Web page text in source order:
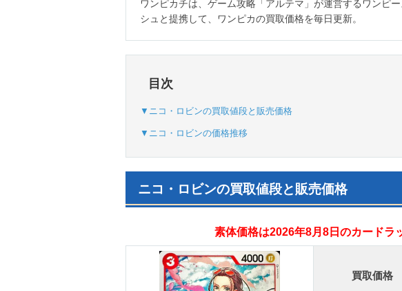
ワンピカチは、ゲーム攻略「アルテマ」が運営するワンピ
シュと提携して、ワンピカの買取価格を毎日更新。
目次
▼ニコ・ロビンの買取値段と販売価格
▼ニコ・ロビンの価格推移
ニコ・ロビンの買取値段と販売価格
素体価格は2026年8月8日のカードラ
買取価格